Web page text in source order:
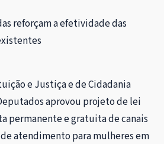
reforçam a efetividade das
e Justiça e de Cidadania
aprovou projeto de lei
permanente e gratuita de canais
atendimento para mulheres em